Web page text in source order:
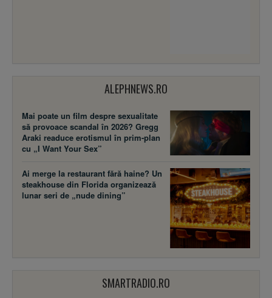
ALEPHNEWS.RO
Mai poate un film despre sexualitate
să provoace scandal în 2026? Gregg
Araki readuce erotismul în prim-plan
cu „I Want Your Sex”
Ai merge la restaurant fără haine? Un
steakhouse din Florida organizează
lunar seri de „nude dining”
SMARTRADIO.RO